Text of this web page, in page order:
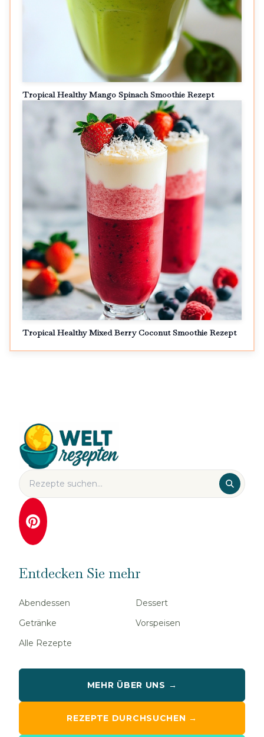
Tropical Healthy Mango Spinach Smoothie Rezept
Tropical Healthy Mixed Berry Coconut Smoothie Rezept
Entdecken Sie mehr
Abendessen
Dessert
Getränke
Vorspeisen
Alle Rezepte
MEHR ÜBER UNS →
REZEPTE DURCHSUCHEN →